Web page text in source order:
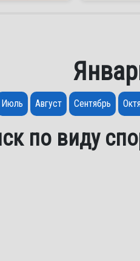
Июль Август Сентябрь
по виду